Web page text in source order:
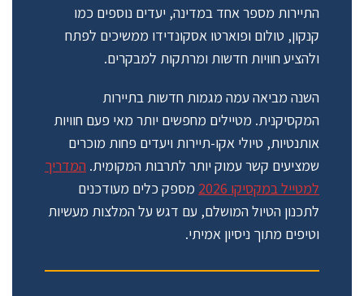
התיירות מספר אחד במדינה, יעדים נוספים כמו
קנקון, טולום ופוארטו אסקונדידו ממשיכים לפתח
ולהציע חוויות חדשות ומרתקות למבקרים.
השנה מביאה עמה מגמות חדשות בתיירות
המקסיקנית. מטיילים מחפשים יותר מאי פעם חוויות
אותנטיות, טיולי אקו-תיירות ויעדים פחות מוכרים
שמציעים קשר עמוק יותר לתרבות המקומית. המדריך
למטייל במקסיקו 2026
מספק כלים מעודכנים
לתכנון הטיול המושלם, עם דגש על המלצות מעשיות
וטיפים מתוך ניסיון אמיתי.